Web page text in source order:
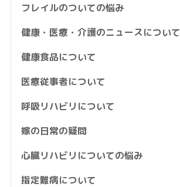
フレイルのついての悩み
健康・医療・介護のニュースについて
健康食品について
医療従事者について
呼吸リハビリについて
嫁の日常の疑問
心臓リハビリについての悩み
指定難病について